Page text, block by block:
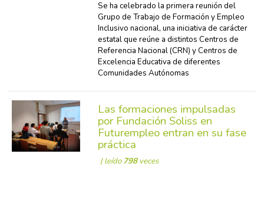
Se ha celebrado la primera reunión del
Grupo de Trabajo de Formación y Empleo
Inclusivo nacional, una iniciativa de carácter
estatal que reúne a distintos Centros de
Referencia Nacional (CRN) y Centros de
Excelencia Educativa de diferentes
Comunidades Autónomas
Las formaciones impulsadas
por Fundación Soliss en
Futurempleo entran en su fase
práctica
| leído798veces